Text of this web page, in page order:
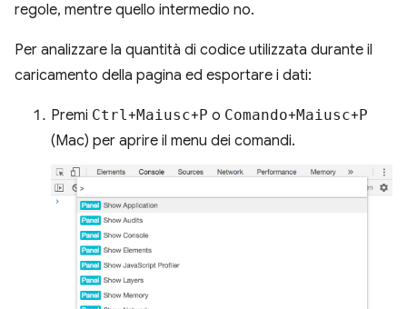
regole, mentre quello intermedio no.
Per analizzare la quantità di codice utilizzata durante il
caricamento della pagina ed esportare i dati:
Premi Ctrl +Maiusc+P o Comando+Maiusc+P
(Mac) per aprire il menu dei comandi.